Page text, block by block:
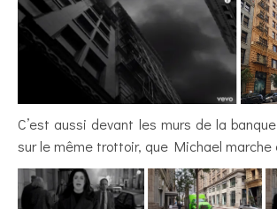
C’est aussi devant les murs de la
sur le même trottoir, que Michael marche